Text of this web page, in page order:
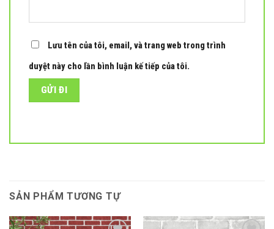
Lưu tên của tôi, email, và trang web trong trình
duyệt này cho lần bình luận kế tiếp của tôi.
SẢN PHẨM TƯƠNG TỰ